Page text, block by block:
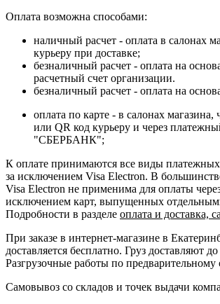
Оплата возможна способами:
наличный расчет - оплата в салонах
курьеру при доставке;
безналичный расчет - оплата на
расчетный счет организации.
безналичный расчет - оплата на
оплата по карте - в салонах магазина,
или QR код курьеру и через
"СБЕРБАНК";
К оплате принимаются все виды
за исключением Visa Electron. В
Visa Electron не применима для оплаты
исключением карт, выпущенных
Подробности в разделе оплата и доставка,
При заказе в интернет-магазине в
доставляется бесплатно. Груз доставляют
Разгрузочные работы по предварительному
Самовывоз со складов и точек выдачи